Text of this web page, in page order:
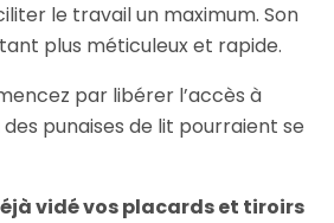
le travail un maximum. Son
plus méticuleux et rapide.
par libérer l’accès à
punaises de lit pourraient se
vidé vos placards et tiroirs